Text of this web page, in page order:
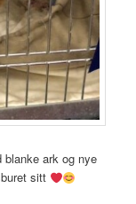
blanke ark og nye
sitt